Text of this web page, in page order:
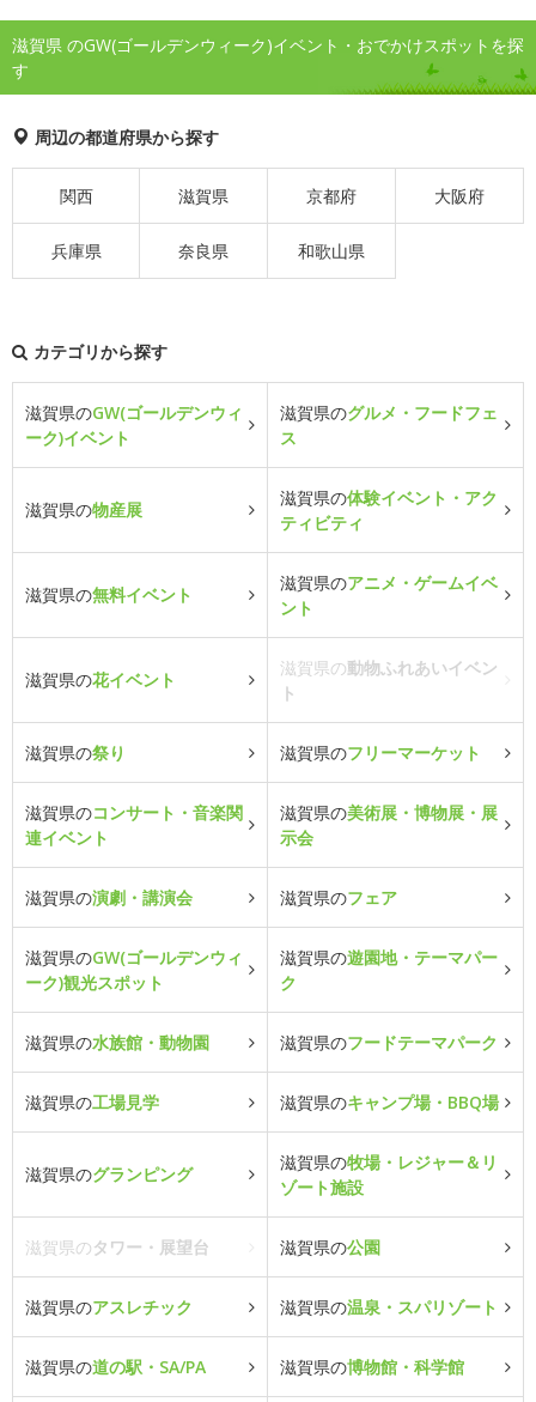
滋賀県 のGW(ゴールデンウィーク)イベント・おでかけスポットを探
す
周辺の都道府県から探す
関西 滋賀県 京都府 大阪府
兵庫県 奈良県 和歌山県
カテゴリから探す
滋賀県のGW(ゴールデンウィ
ーク)イベント
滋賀県のグルメ・フードフェ
ス
滋賀県の物産展
滋賀県の体験イベント・アク
ティビティ
滋賀県の無料イベント
滋賀県のアニメ・ゲームイベ
ント
滋賀県の花イベント
滋賀県の動物ふれあいイベン
ト
滋賀県の祭り 滋賀県のフリーマーケット
滋賀県のコンサート・音楽関
連イベント
滋賀県の美術展・博物展・展
示会
滋賀県の演劇・講演会 滋賀県のフェア
滋賀県のGW(ゴールデンウィ
ーク)観光スポット
滋賀県の遊園地・テーマパー
ク
滋賀県の水族館・動物園 滋賀県のフードテーマパーク
滋賀県の工場見学 滋賀県のキャンプ場・BBQ場
滋賀県のグランピング
滋賀県の牧場・レジャー＆リ
ゾート施設
滋賀県のタワー・展望台 滋賀県の公園
滋賀県のアスレチック 滋賀県の温泉・スパリゾート
滋賀県の道の駅・SA/PA 滋賀県の博物館・科学館